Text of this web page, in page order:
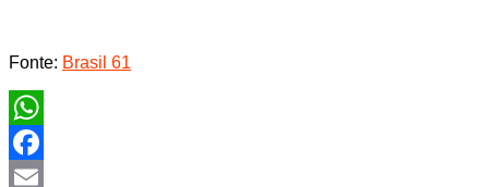
Fonte: Brasil 61
WhatsApp
Facebook